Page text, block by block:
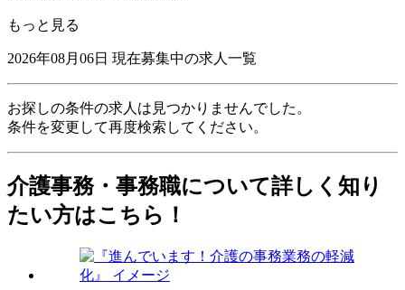
もっと見る
2026年08月06日 現在募集中の求人一覧
お探しの条件の求人は見つかりませんでした。
条件を変更して再度検索してください。
介護事務・事務職について詳しく知り
たい方はこちら！